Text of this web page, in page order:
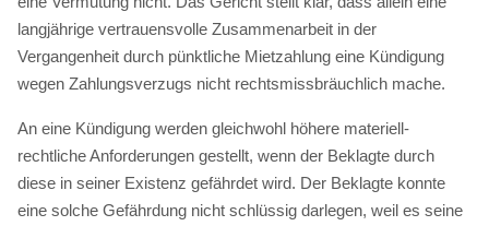
langjährige vertrauensvolle Zusammenarbeit in der
Vergangenheit durch pünktliche Mietzahlung eine Kündigung
wegen Zahlungsverzugs nicht rechtsmissbräuchlich mache.
An eine Kündigung werden gleichwohl höhere materiell-
rechtliche Anforderungen gestellt, wenn der Beklagte durch
diese in seiner Existenz gefährdet wird. Der Beklagte konnte
eine solche Gefährdung nicht schlüssig darlegen, weil es seine